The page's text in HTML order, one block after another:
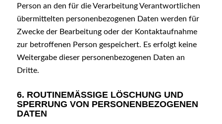
Person an den für die Verarbeitung Verantwortlichen
übermittelten personenbezogenen Daten werden für
Zwecke der Bearbeitung oder der Kontaktaufnahme
zur betroffenen Person gespeichert. Es erfolgt keine
Weitergabe dieser personenbezogenen Daten an
Dritte.
6. ROUTINEMÄSSIGE LÖSCHUNG UND S
PERRUNG VON PERSONENBEZOGENEN D
ATEN